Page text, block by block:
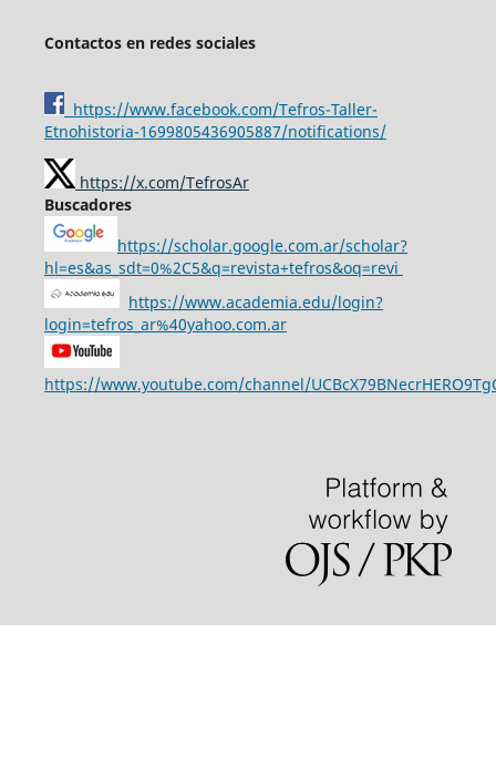
Contactos en redes sociales
https://www.facebook.com/Tefros-Taller-
Etnohistoria-1699805436905887/notifications/
https://x.com/TefrosAr
Buscadores
https://scholar.google.com.ar/scholar?
hl=es&as_sdt=0%2C5&q=revista+tefros&oq=revi
https://www.academia.edu/login?
login=tefros_ar%40yahoo.com.ar
https://www.youtube.com/channel/